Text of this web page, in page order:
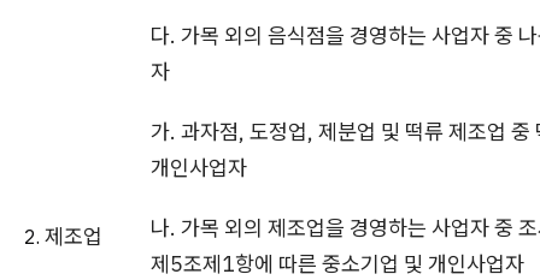
다. 가목 외의 음식점을 경영하는 사업자 중
자
제조업
가. 과자점, 도정업, 제분업 및 떡류 제조업 중
개인사업자
나. 가목 외의 제조업을 경영하는 사업자 중
제5조제1항에 따른 중소기업 및 개인사업자